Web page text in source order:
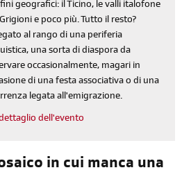
geografici: il Ticino, le valli italofone
e poco più. Tutto il resto?
al rango di una periferia
una sorta di diaspora da
occasionalmente, magari in
di una festa associativa o di una
legata all'emigrazione.
dell'evento
in cui manca una